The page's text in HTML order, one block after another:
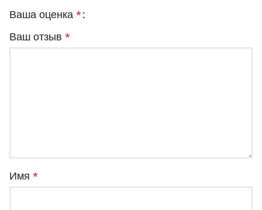
Ваша оценка *
Ваш отзыв *
Имя *